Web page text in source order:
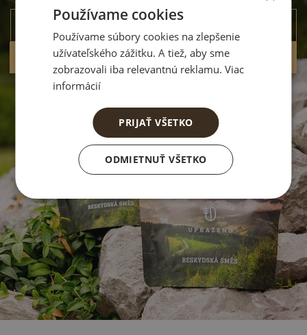
Prihlásiť sa a získať zaujímavé info
Používame cookies
Používame súbory cookies na zlepšenie
užívateľského zážitku. A tiež, aby sme
zobrazovali iba relevantnú reklamu. Viac
informácií
PRIJAŤ VŠETKO
ODMIETNUŤ VŠETKO